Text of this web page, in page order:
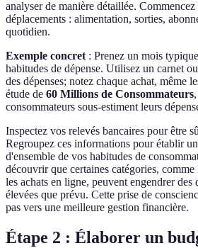
analyser de manière détaillée.
déplacements : alimentation, sorties,
quotidien.
Exemple concret : Prenez un mois
habitudes de dépense. Utilisez un carnet
des dépenses; notez chaque achat, même
étude de 60 Millions de Consommateurs
consommateurs sous-estiment leurs
Inspectez vos relevés bancaires pour être
Regroupez ces informations pour établir
d'ensemble de vos habitudes de
découvrir que certaines catégories, comme
les achats en ligne, peuvent engendrer des
élevées que prévu. Cette prise de
pas vers une meilleure gestion financière.
Étape 2 : Élaborer un